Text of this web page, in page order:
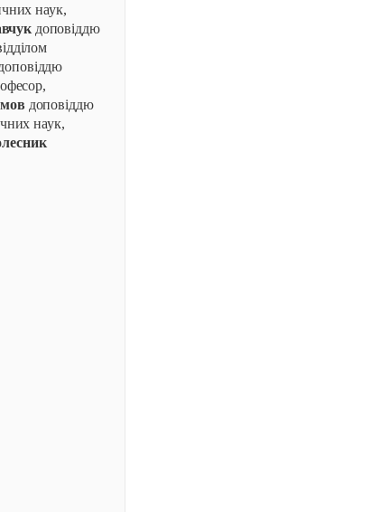
наук,
доповіддю
доповіддю
наук,